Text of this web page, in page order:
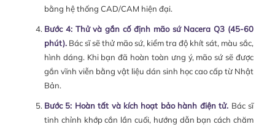
bằng hệ thống CAD/CAM hiện đại.
Bước 4: Thử và gắn cố định mão sứ Nacera Q3 (45-60
phút).Bác sĩ sẽ thử mão sứ, kiểm tra độ khít sát, màu sắc,
hình dáng. Khi bạn đã hoàn toàn ưng ý, mão sứ sẽ được
gắn vĩnh viễn bằng vật liệu dán sinh học cao cấp từ Nhật
Bản.
Bước 5: Hoàn tất và kích hoạt bảo hành điện tử. Bác sĩ
tinh chỉnh khớp cắn lần cuối, hướng dẫn bạn cách chăm